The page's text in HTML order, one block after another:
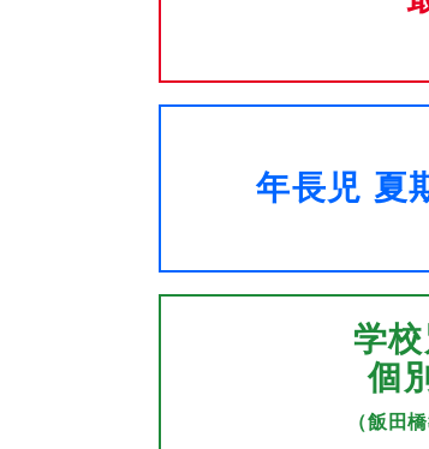
年長児 夏
学
個
（飯田